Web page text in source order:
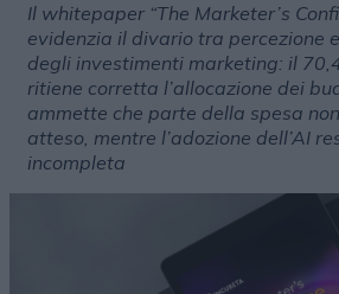
Il whitepaper “The Marketer’s
evidenzia il divario tra percezione
degli investimenti marketing: il
ritiene corretta l’allocazione dei
ammette che parte della spesa
atteso, mentre l’adozione dell’AI
incompleta